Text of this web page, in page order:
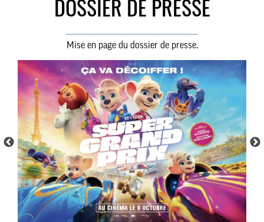
DOSSIER DE PRESSE
________________________________
Mise en page du dossier de presse.